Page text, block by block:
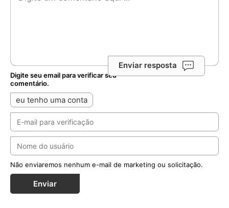
Enviar resposta
Digite seu email para verificar seu
comentário.
eu tenho uma conta
Não enviaremos nenhum e-mail de marketing ou solicitação.
Enviar